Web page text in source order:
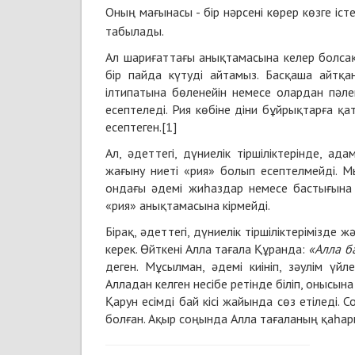
Оның мағынасы - бір нәрсені көрер көзге
табылады.
Ал шариғаттағы анықтамасына келер
бір пайда күтуді айтамыз. Басқаша
ілтипатына бөленейін немесе олардан
есептеледі. Рия көбіне діни бұйрықтарға
есептеген.[1]
Ал, әдеттегі, дүниелік тіршіліктерінде,
жағыну ниеті «рия» болып есептелмейді.
ондағы әдемі жиһаздар немесе
«рия» анықтамасына кірмейді.
Бірақ, әдеттегі, дүниелік
керек. Өйткені Алла тағала Құранда: «Алла
деген. Мұсылман, әдемі киініп, зәулім
Алладан келген несібе ретінде біліп,
Қарун есімді бай кісі жайында сөз етіледі.
болған. Ақыр соңында Алла тағаланың